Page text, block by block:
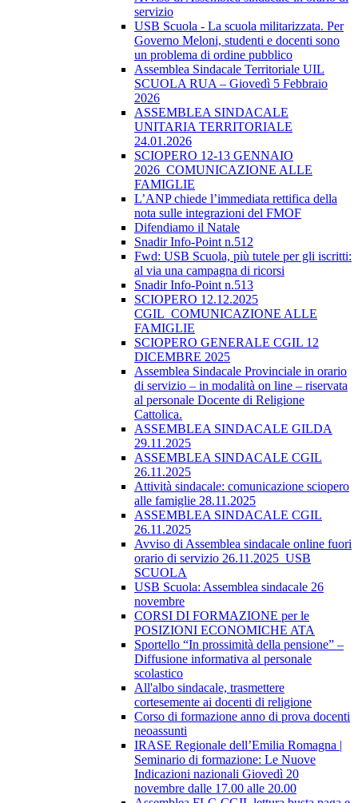
servizio
USB Scuola - La scuola militarizzata. Per
Governo Meloni, studenti e docenti sono
un problema di ordine pubblico
Assemblea Sindacale Territoriale UIL
SCUOLA RUA – Giovedì 5 Febbraio
2026
ASSEMBLEA SINDACALE
UNITARIA TERRITORIALE
24.01.2026
SCIOPERO 12-13 GENNAIO
2026_COMUNICAZIONE ALLE
FAMIGLIE
L’ANP chiede l’immediata rettifica della
nota sulle integrazioni del FMOF
Difendiamo il Natale
Snadir Info-Point n.512
Fwd: USB Scuola, più tutele per gli iscritti:
al via una campagna di ricorsi
Snadir Info-Point n.513
SCIOPERO 12.12.2025
CGIL_COMUNICAZIONE ALLE
FAMIGLIE
SCIOPERO GENERALE CGIL 12
DICEMBRE 2025
Assemblea Sindacale Provinciale in orario
di servizio – in modalità on line – riservata
al personale Docente di Religione
Cattolica.
ASSEMBLEA SINDACALE GILDA
29.11.2025
ASSEMBLEA SINDACALE CGIL
26.11.2025
Attività sindacale: comunicazione sciopero
alle famiglie 28.11.2025
ASSEMBLEA SINDACALE CGIL
26.11.2025
Avviso di Assemblea sindacale online fuori
orario di servizio 26.11.2025_USB
SCUOLA
USB Scuola: Assemblea sindacale 26
novembre
CORSI DI FORMAZIONE per le
POSIZIONI ECONOMICHE ATA
Sportello “In prossimità della pensione” –
Diffusione informativa al personale
scolastico
All'albo sindacale, trasmettere
cortesemente ai docenti di religione
Corso di formazione anno di prova docenti
neoassunti
IRASE Regionale dell’Emilia Romagna |
Seminario di formazione: Le Nuove
Indicazioni nazionali Giovedì 20
novembre dalle 17.00 alle 20.00